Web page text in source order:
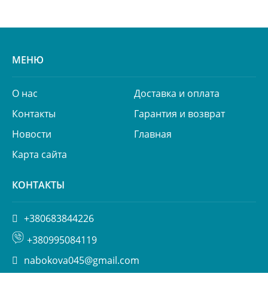
МЕНЮ
О нас
Доставка и оплата
Контакты
Гарантия и возврат
Новости
Главная
Карта сайта
КОНТАКТЫ
+380683844226
+380995084119
nabokova045@gmail.com